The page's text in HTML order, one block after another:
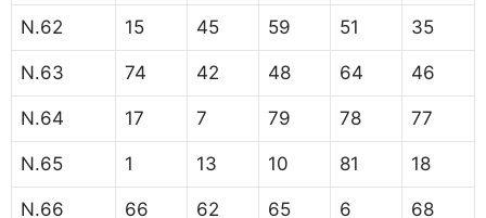
N.62 15 45 59 51 35
N.63 74 42 48 64 46
N.64 17 7 79 78 77
N.65 1 13 10 81 18
N.66 66 62 65 6 68